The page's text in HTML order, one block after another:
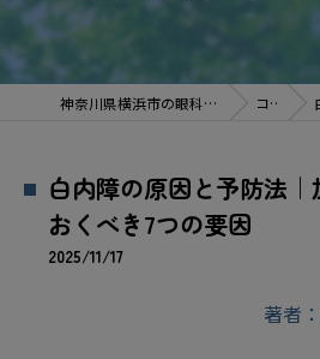
神奈川県横浜市の眼科なら梅の木眼科クリニック コラム
白内障の原因と予防法
おくべき7つの要因
2025/11/17
著者